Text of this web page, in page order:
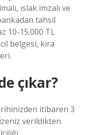
ıslak imzalı ve
tahsil
10-15.000 TL
belgesi, kira
çıkar?
itibaren 3
verildikten